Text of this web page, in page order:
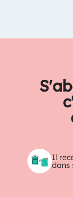
Il
dans